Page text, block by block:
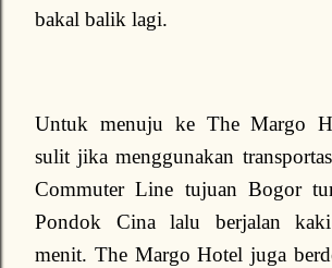
bakal balik lagi.
Untuk menuju ke The Margo
sulit jika menggunakan
Commuter Line tujuan Bogor
Pondok Cina lalu berjalan
menit. The Margo Hotel juga